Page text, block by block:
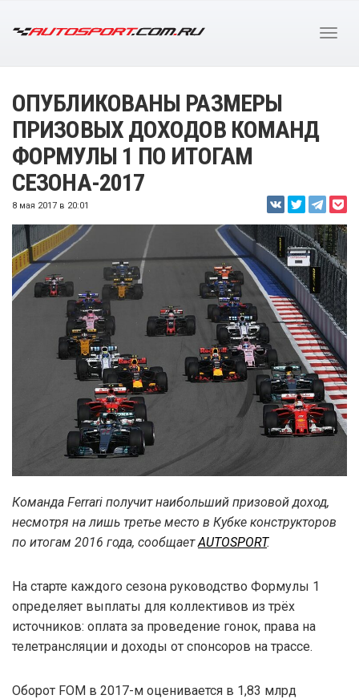
ОПУБЛИКОВАНЫ РАЗМЕРЫ
ПРИЗОВЫХ ДОХОДОВ КОМАНД
ФОРМУЛЫ 1 ПО ИТОГАМ
СЕЗОНА-2017
8 мая 2017 в 20:01
Команда Ferrari получит наибольший призовой доход,
несмотря на лишь третье место в Кубке конструкторов
по итогам 2016 года, сообщаетAUTOSPORT.
На старте каждого сезона руководство Формулы 1
определяет выплаты для коллективов из трёх
источников: оплата за проведение гонок, права на
телетрансляции и доходы от спонсоров на трассе.
Оборот FOM в 2017-м оценивается в 1,83 млрд